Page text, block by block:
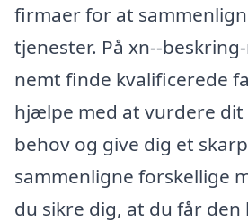
firmaer for at
tjenester. På xn--
nemt finde kvalificerede
hjælpe med at vurdere dit
behov og give dig et
sammenligne forskellige
du sikre dig, at du får den